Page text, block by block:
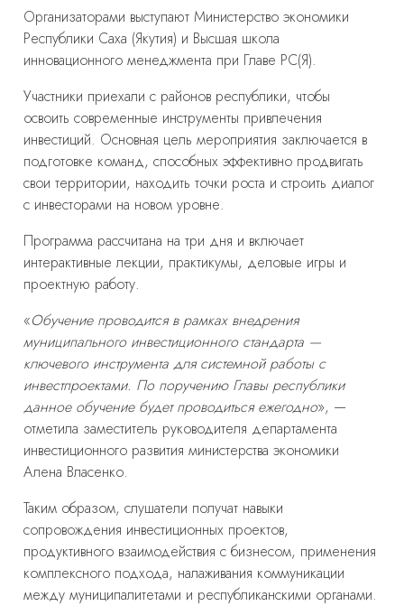
Организаторами выступают Министерство экономики
Республики Саха (Якутия) и Высшая школа
инновационного менеджмента при Главе РС(Я).
Участники приехали с районов республики, чтобы
освоить современные инструменты привлечения
инвестиций. Основная цель мероприятия заключается в
подготовке команд, способных эффективно продвигать
свои территории, находить точки роста и строить диалог
с инвесторами на новом уровне.
Программа рассчитана на три дня и включает
интерактивные лекции, практикумы, деловые игры и
проектную работу.
«Обучение проводится в рамках внедрения
муниципального инвестиционного стандарта —
ключевого инструмента для системной работы с
инвестпроектами. По поручению Главы республики
данное обучение будет проводиться ежегодно», —
отметила заместитель руководителя департамента
инвестиционного развития министерства экономики
Алена Власенко.
Таким образом, слушатели получат навыки
сопровождения инвестиционных проектов,
продуктивного взаимодействия с бизнесом, применения
комплексного подхода, налаживания коммуникации
между муниципалитетами и республиканскими органами.